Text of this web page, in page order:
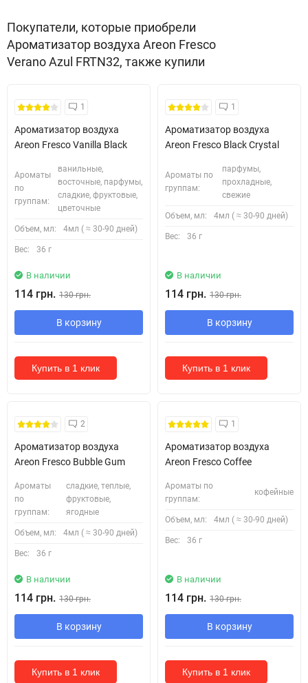
Покупатели, которые приобрели
Ароматизатор воздуха Areon Fresco
Verano Azul FRTN32, также купили
1
Ароматизатор воздуха
Areon Fresco Vanilla Black
Ароматы
по
группам:
ванильные,
восточные, парфумы,
сладкие, фруктовые,
цветочные
Объем, мл: 4мл ( ≈ 30-90 дней)
Вес: 36 г
В наличии
114 грн. 130 грн.
В корзину
Купить в 1 клик
1
Ароматизатор воздуха
Areon Fresco Black Crystal
Ароматы по
группам:
парфумы,
прохладные,
свежие
Объем, мл: 4мл ( ≈ 30-90 дней)
Вес: 36 г
В наличии
114 грн. 130 грн.
В корзину
Купить в 1 клик
2
Ароматизатор воздуха
Areon Fresco Bubble Gum
Ароматы
по
группам:
сладкие, теплые,
фруктовые,
ягодные
Объем, мл: 4мл ( ≈ 30-90 дней)
Вес: 36 г
В наличии
114 грн. 130 грн.
В корзину
Купить в 1 клик
1
Ароматизатор воздуха
Areon Fresco Coffee
Ароматы по
группам:
кофейные
Объем, мл: 4мл ( ≈ 30-90 дней)
Вес: 36 г
В наличии
114 грн. 130 грн.
В корзину
Купить в 1 клик